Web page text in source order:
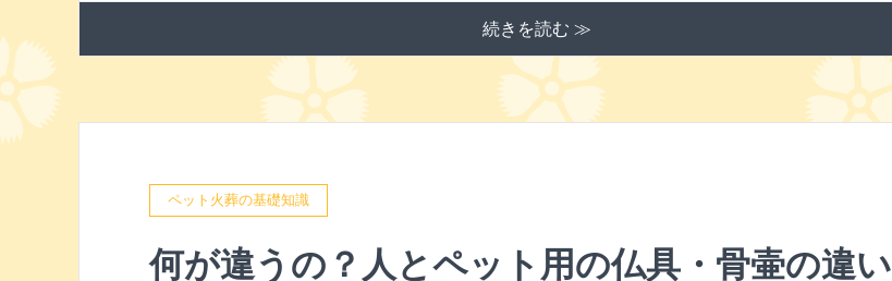
続きを読む ≫
ペット火葬の基礎知識
何が違うの？人とペット用の仏具・骨壷の違い